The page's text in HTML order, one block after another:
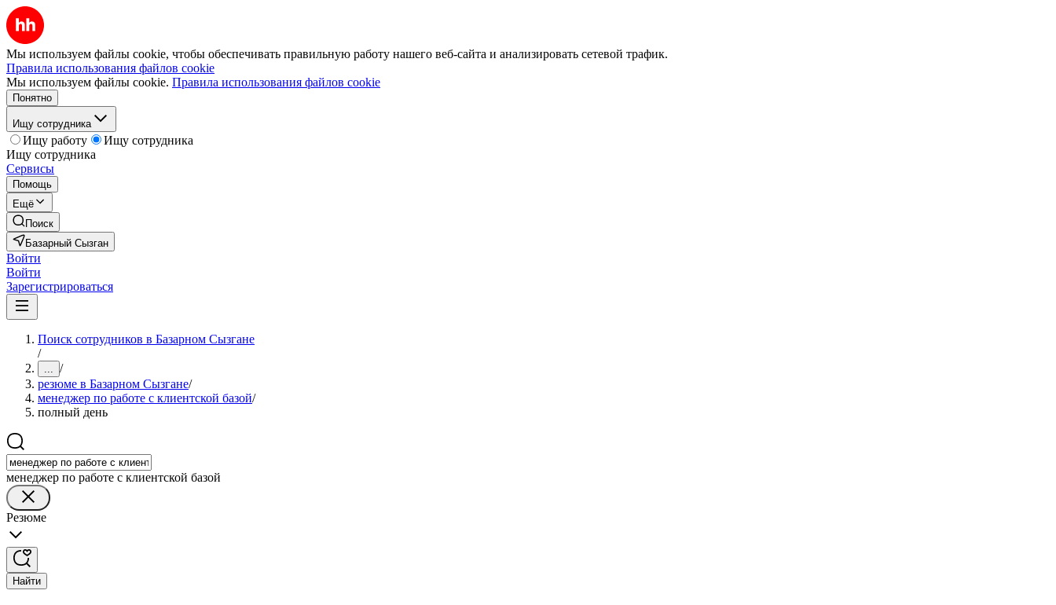
Мы используем файлы cookie, чтобы обеспечивать правильную работу нашего веб-сайта и анализировать сетевой трафик.
Правила использования файлов cookie
Мы используем файлы cookie. Правила использования файлов cookie
Понятно
Ищу сотрудника
Ищу работу
Ищу сотрудника
Ищу сотрудника
Сервисы
Помощь
Ещё
Поиск
Базарный Сызган
Войти
Войти
Зарегистрироваться
Поиск сотрудников в Базарном Сызгане
/
... /
резюме в Базарном Сызгане/
менеджер по работе с клиентской базой/
полный день
менеджер по работе с клиентской базой
Резюме
Найти